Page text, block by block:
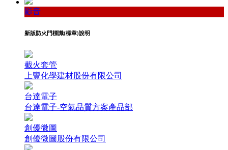
影音
新版防火門標識(標章)說明
截火套管
上豐化學建材股份有限公司
台達電子
台達電子-空氣品質方案產品部
創優微圖
創優微圖股份有限公司